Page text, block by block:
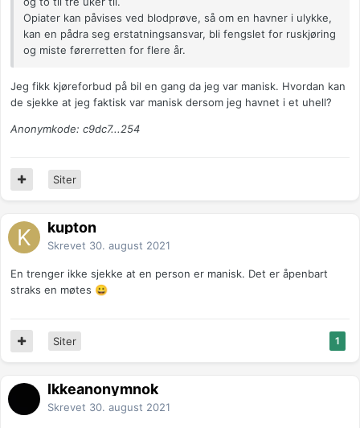
Opiater kan påvises ved blodprøve, så om en havner i ulykke,
kan en pådra seg erstatningsansvar, bli fengslet for ruskjøring
og miste førerretten for flere år.
Jeg fikk kjøreforbud på bil en gang da jeg var manisk. Hvordan kan
de sjekke at jeg faktisk var manisk dersom jeg havnet i et uhell?
Anonymkode: c9dc7...254
Siter
kupton
Skrevet 30. august 2021
En trenger ikke sjekke at en person er manisk. Det er åpenbart
straks en møtes 😀
1
Siter
Ikkeanonymnok
Skrevet 30. august 2021